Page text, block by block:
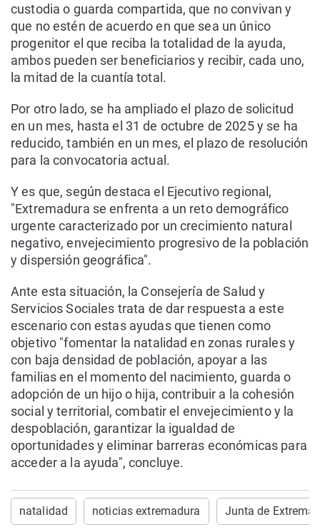
custodia o guarda compartida, que no convivan y
que no estén de acuerdo en que sea un único
progenitor el que reciba la totalidad de la ayuda,
ambos pueden ser beneficiarios y recibir, cada uno,
la mitad de la cuantía total.
Por otro lado, se ha ampliado el plazo de solicitud
en un mes, hasta el 31 de octubre de 2025 y se ha
reducido, también en un mes, el plazo de resolución
para la convocatoria actual.
Y es que, según destaca el Ejecutivo regional,
"Extremadura se enfrenta a un reto demográfico
urgente caracterizado por un crecimiento natural
negativo, envejecimiento progresivo de la población
y dispersión geográfica".
Ante esta situación, la Consejería de Salud y
Servicios Sociales trata de dar respuesta a este
escenario con estas ayudas que tienen como
objetivo "fomentar la natalidad en zonas rurales y
con baja densidad de población, apoyar a las
familias en el momento del nacimiento, guarda o
adopción de un hijo o hija, contribuir a la cohesión
social y territorial, combatir el envejecimiento y la
despoblación, garantizar la igualdad de
oportunidades y eliminar barreras económicas para
acceder a la ayuda", concluye.
natalidad noticias extremadura Junta de